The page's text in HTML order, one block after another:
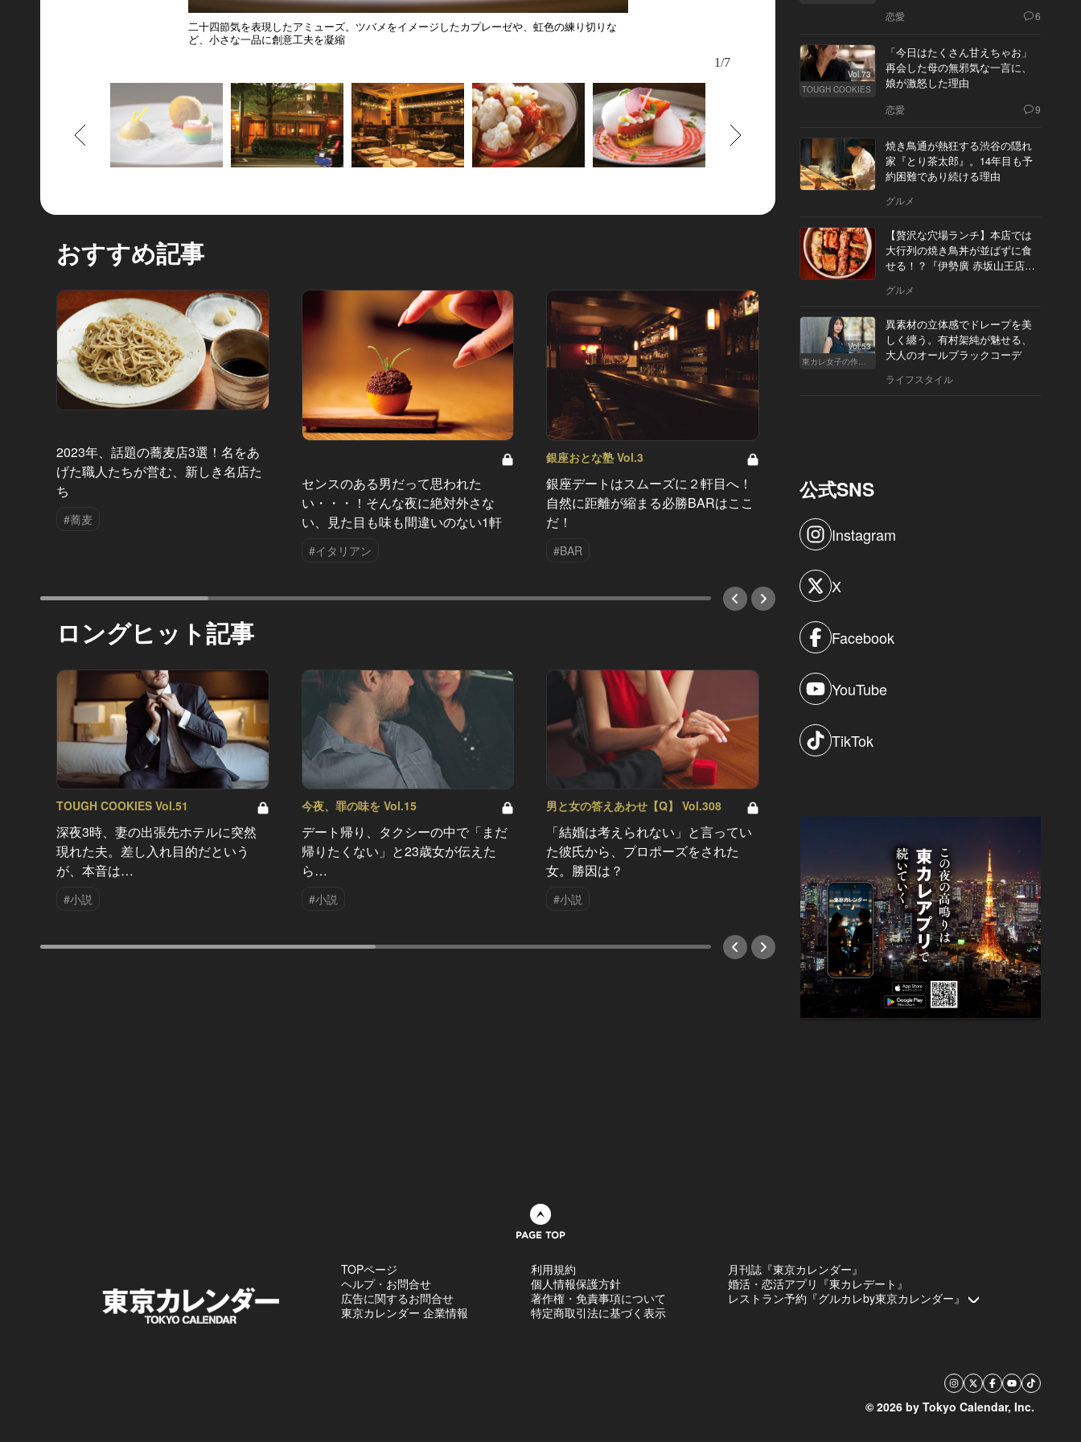
二十四節気を表現したアミューズ。ツバメをイメージしたカプレーゼや、虹色の練り切りな
ど、小さな一品に創意工夫を凝縮
1/7
もどる
おすすめ記事
2023年、話題の蕎麦店3選！名をあ
げた職人たちが営む、新しき名店た
ち
#蕎麦
センスのある男だって思われた
い・・・！そんな夜に絶対外さな
い、見た目も味も間違いのない1軒
#イタリアン
銀座おとな塾 Vol.3
銀座デートはスムーズに２軒目へ！
自然に距離が縮まる必勝BARはここ
だ！
#BAR
本当に美味しいものは銀座の端にあ
り！和食の極み『かんだ』イズムを
継承した新富町の新店がすごい！
#新店情報
ロングヒット記事
TOUGH COOKIES Vol.51
深夜3時、妻の出張先ホテルに突然
現れた夫。差し入れ目的だという
が、本音は…
#小説
今夜、罪の味を Vol.15
デート帰り、タクシーの中で「まだ
帰りたくない」と23歳女が伝えた
ら…
#小説
男と女の答えあわせ【Q】 Vol.308
「結婚は考えられない」と言ってい
た彼氏から、プロポーズをされた
女。勝因は？
#小説
際2年で突然プロポーズ。彼の心が
変わった“理由”とは
#小説
恋愛 6
Vol.73
TOUGH COOKIES
「今日はたくさん甘えちゃお」
再会した母の無邪気な一言に、
娘が激怒した理由
恋愛 9
焼き鳥通が熱狂する渋谷の隠れ
家『とり茶太郎』。14年目も予
約困難であり続ける理由
グルメ
【贅沢な穴場ランチ】本店では
大行列の焼き鳥丼が並ばずに食
せる！？『伊勢廣 赤坂山王店』
グルメ
Vol.53
東カレ女子の作り方
異素材の立体感でドレープを美
しく纏う。有村架純が魅せる、
大人のオールブラックコーデ
ライフスタイル
公式SNS
Instagram
X
Facebook
YouTube
TikTok
TOPページ
ヘルプ・お問合せ
広告に関するお問合せ
東京カレンダー 企業情報
利用規約
個人情報保護方針
著作権・免責事項について
特定商取引法に基づく表示
月刊誌『東京カレンダー』
婚活・恋活アプリ『東カレデート』
レストラン予約『グルカレby東京カレンダー』
© 2026 by Tokyo Calendar, Inc.